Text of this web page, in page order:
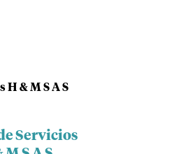
H & M S A S
Servicios